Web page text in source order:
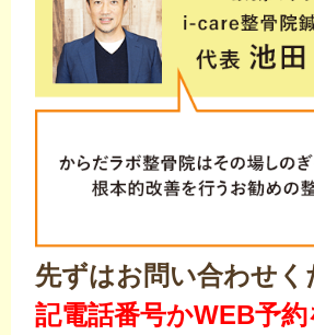
先ずはお問い合わせく
記電話番号かWEB予